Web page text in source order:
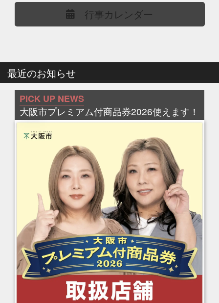
行事カレンダー
最近のお知らせ
PICK UP NEWS
大阪市プレミアム付商品券2026使えます！